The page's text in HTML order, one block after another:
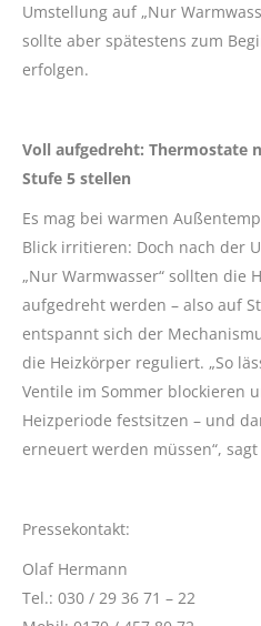
Umstellung auf „Nur
sollte aber spätestens zum
erfolgen.
Voll aufgedreht: Thermostate
Stufe 5 stellen
Es mag bei warmen
Blick irritieren: Doch nach der
„Nur Warmwasser“ sollten die
aufgedreht werden – also auf
entspannt sich der
die Heizkörper reguliert. „So
Ventile im Sommer blockieren
Heizperiode festsitzen – und
erneuert werden müssen“, sagt
Pressekontakt:
Olaf Hermann
Tel.: 030 / 29 36 71 – 22